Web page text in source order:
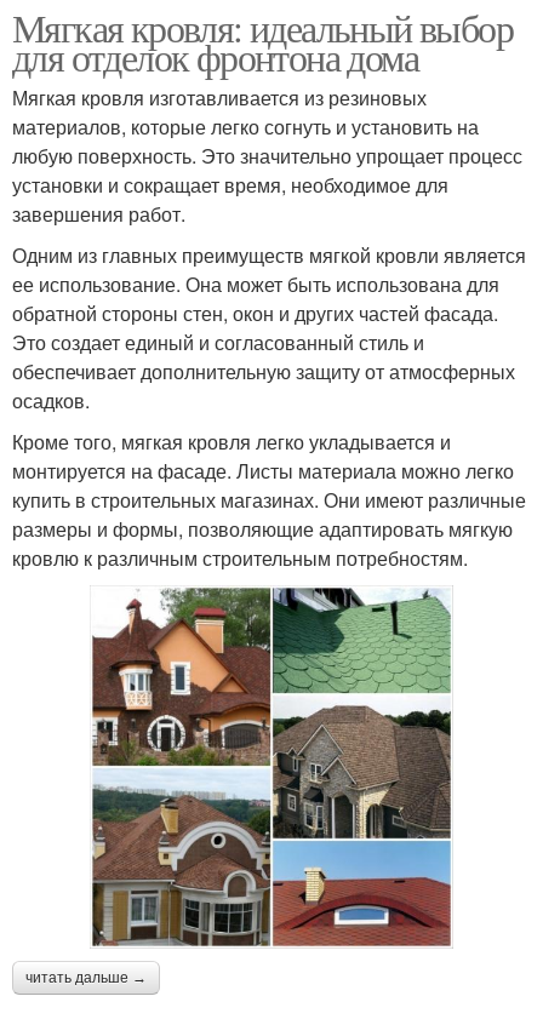
Мягкая кровля: идеальный выбор
для отделок фронтона дома
Мягкая кровля изготавливается из резиновых
материалов, которые легко согнуть и установить на
любую поверхность. Это значительно упрощает процесс
установки и сокращает время, необходимое для
завершения работ.
Одним из главных преимуществ мягкой кровли является
ее использование. Она может быть использована для
обратной стороны стен, окон и других частей фасада.
Это создает единый и согласованный стиль и
обеспечивает дополнительную защиту от атмосферных
осадков.
Кроме того, мягкая кровля легко укладывается и
монтируется на фасаде. Листы материала можно легко
купить в строительных магазинах. Они имеют различные
размеры и формы, позволяющие адаптировать мягкую
кровлю к различным строительным потребностям.
читать дальше →